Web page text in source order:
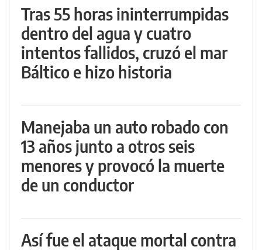
Tras 55 horas ininterrumpidas
dentro del agua y cuatro
intentos fallidos, cruzó el mar
Báltico e hizo historia
Manejaba un auto robado con
13 años junto a otros seis
menores y provocó la muerte
de un conductor
Así fue el ataque mortal contra